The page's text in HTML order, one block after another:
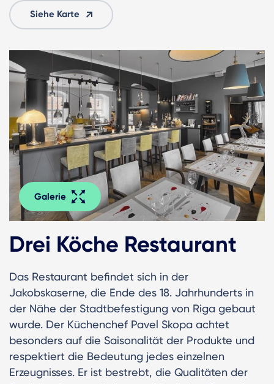
Siehe Karte
Galerie
Drei Köche Restaurant
Das Restaurant befindet sich in der
Jakobskaserne, die Ende des 18. Jahrhunderts in
der Nähe der Stadtbefestigung von Riga gebaut
wurde. Der Küchenchef Pavel Skopa achtet
besonders auf die Saisonalität der Produkte und
respektiert die Bedeutung jedes einzelnen
Erzeugnisses. Er ist bestrebt, die Qualitäten der